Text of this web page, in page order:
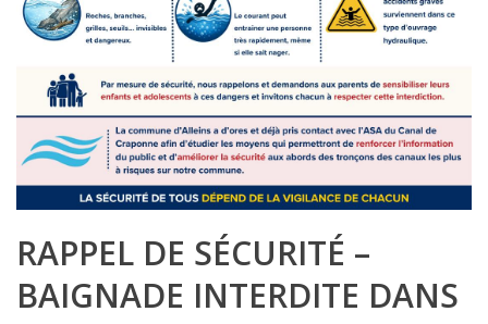
RAPPEL DE SÉCURITÉ –
BAIGNADE INTERDITE DANS